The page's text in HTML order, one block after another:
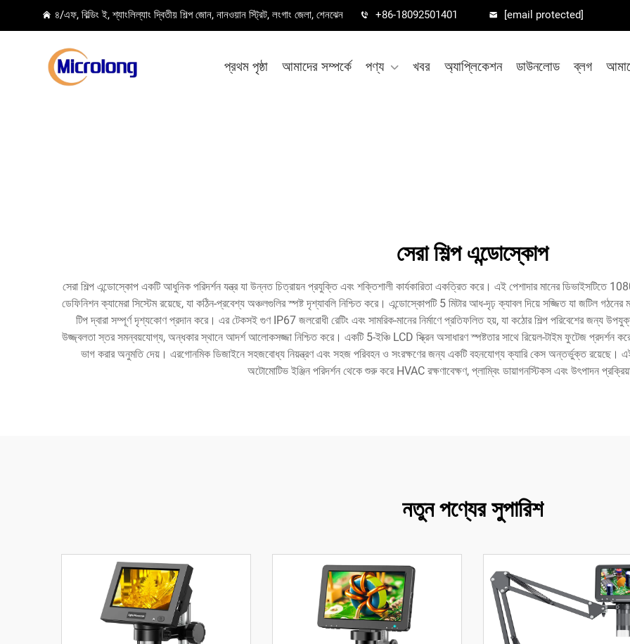
৪/এফ, বিল্ডিং ই, শ্যাংলিল্যাং দ্বিতীয় শিল্প জোন, নানওয়ান স্ট্রিট, লংগাং জেলা, শেনঝেন +86-18092501401 [email protected]
প্রথম পৃষ্ঠা আমাদের সম্পর্কে পণ্য খবর অ্যাপ্লিকেশন ডাউনলোড ব্লগ
সেরা শিল্প এন্ডোস্কোপ
সেরা শিল্প এন্ডোস্কোপ একটি আধুনিক পরিদর্শন যন্ত্র যা উন্নত চিত্রায়ন প্রযুক্তি এবং শক্তিশালী কার্যকারিতা একত্রিত করে। এই পেশাদার মানের ডিভাইসটিতে
ডেফিনিশন ক্যামেরা সিস্টেম রয়েছে, যা কঠিন-প্রবেশ্য অঞ্চলগুলির স্পষ্ট দৃশ্যাবলি নিশ্চিত করে। এন্ডোস্কোপটি 5 মিটার আধ-দৃঢ় ক্যাবল দিয়ে সজ্জিত যা জটিল
টিপ দ্বারা সম্পূর্ণ দৃশ্যকোণ প্রদান করে। এর টেকসই গুণ IP67 জলরোধী রেটিং এবং সামরিক-মানের নির্মাণে প্রতিফলিত হয়, যা কঠোর শিল্প পরিবেশের জন্য
উজ্জ্বলতা স্তর সমন্বয়যোগ্য, অন্ধকার স্থানে আদর্শ আলোকসজ্জা নিশ্চিত করে। একটি 5-ইঞ্চি LCD স্ক্রিন অসাধারণ স্পষ্টতার সাথে রিয়েল-টাইম ফুটেজ প্রদর্শন
ভাগ করার অনুমতি দেয়। এরগোনমিক ডিজাইনে সহজবোধ্য নিয়ন্ত্রণ এবং সহজ পরিবহন ও সংরক্ষণের জন্য একটি বহনযোগ্য ক্যারি কেস অন্তর্ভুক্ত রয়েছে।
অটোমোটিভ ইঞ্জিন পরিদর্শন থেকে শুরু করে HVAC রক্ষণাবেক্ষণ, প্লাম্বিং ডায়াগনস্টিকস এবং উৎপাদন
নতুন পণ্যের সুপারিশ